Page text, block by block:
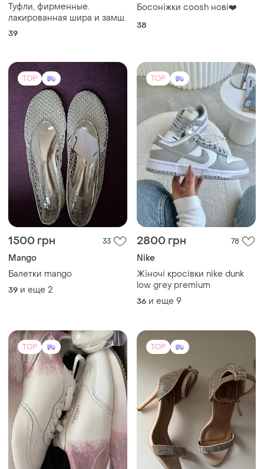
Туфли, фирменные.
лакированная шира и замш.
39
Босоніжки coosh нові❤️
38
TOP
1500 грн 33
Mango
Балетки mango
39 и еще 2
TOP
2800 грн 78
Nike
Жіночі кросівки nike dunk
low grey premium
36 и еще 9
TOP TOP